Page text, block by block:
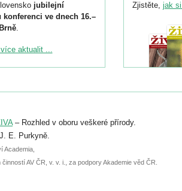
jubilejní
ve dnech 16.–
.
ke konferenci
do 6. září.
přednášky nebo
června.
aktualit ...
Zjistěte, jak
– Rozhled v oboru veškeré přírody.
E. Purkyně.
Academia,
AV ČR, v. v. i., za podpory Akademie věd ČR.